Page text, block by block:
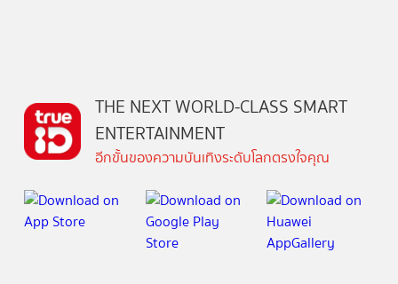
THE NEXT WORLD-CLASS SMART
ENTERTAINMENT
อีกขั้นของความบันเทิงระดับโลกตรงใจคุณ